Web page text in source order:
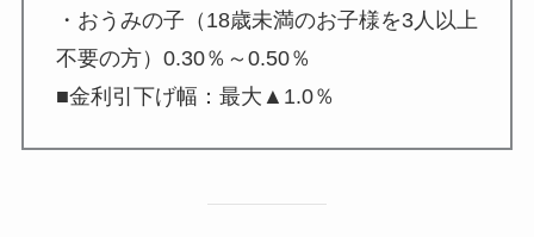
・おうみの子（18歳未満のお子様を3人以上
不要の方）0.30％～0.50％
■金利引下げ幅：最大▲1.0％